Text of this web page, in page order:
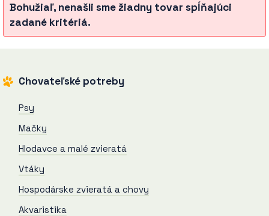
Bohužiaľ, nenašli sme žiadny tovar spĺňajúci
zadané kritériá.
Chovateľské potreby
Psy
Mačky
Hlodavce a malé zvieratá
Vtáky
Hospodárske zvieratá a chovy
Akvaristika